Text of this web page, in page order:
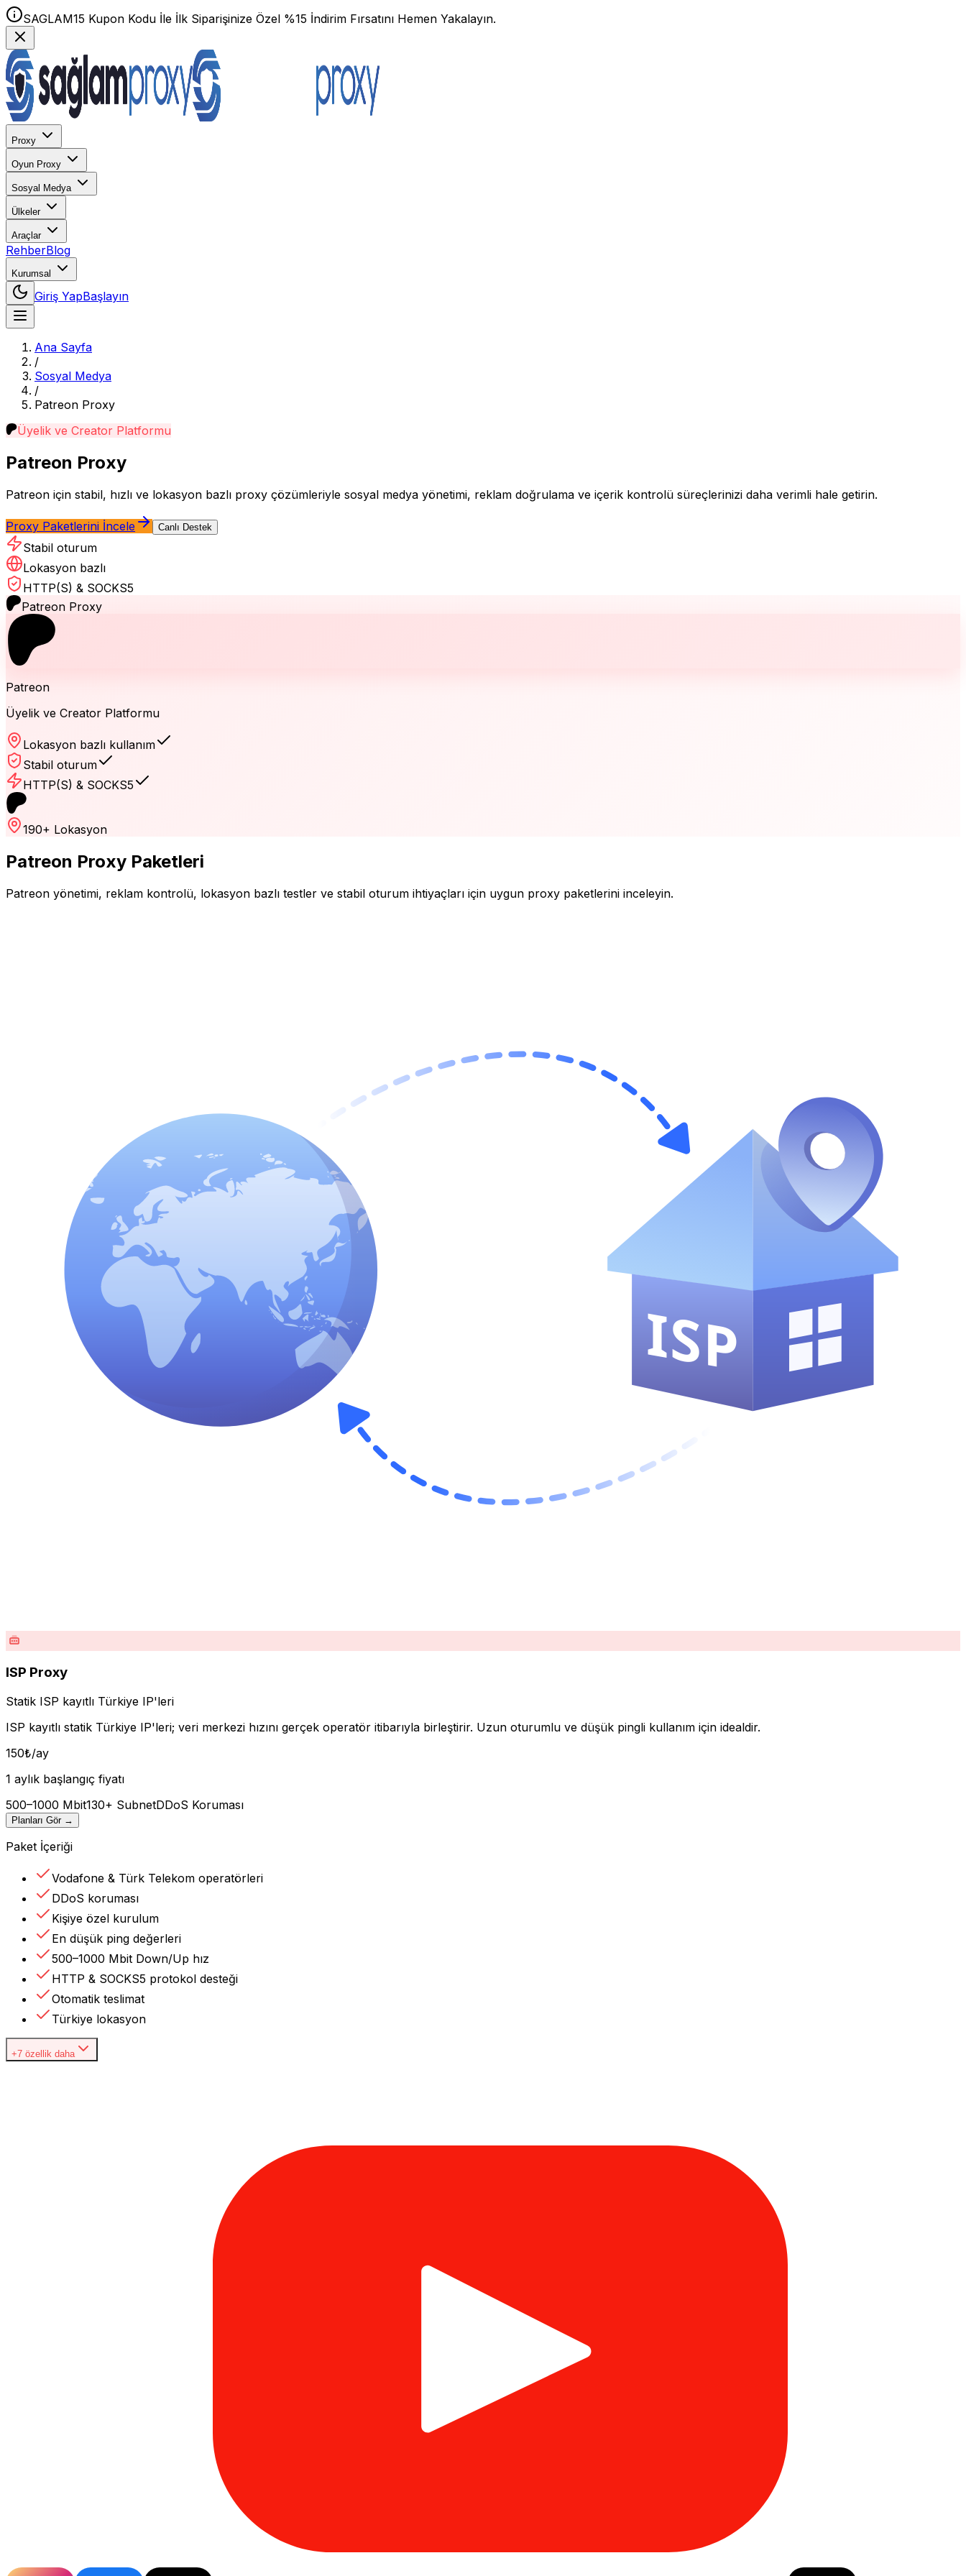
SAGLAM15 Kupon Kodu İle İlk Siparişinize Özel %15 İndirim Fırsatını Hemen Yakalayın.
Proxy
Oyun Proxy
Sosyal Medya
Ülkeler
Araçlar
RehberBlog
Kurumsal
Giriş YapBaşlayın
Ana Sayfa
/
Sosyal Medya
/
Patreon Proxy
Üyelik ve Creator Platformu
Patreon Proxy
Patreon için stabil, hızlı ve lokasyon bazlı proxy çözümleriyle sosyal medya yönetimi, reklam doğrulama ve içerik kontrolü süreçlerinizi daha verimli hale getirin.
Proxy Paketlerini İncele Canlı Destek
Stabil oturum
Lokasyon bazlı
HTTP(S) & SOCKS5
Patreon Proxy
Patreon
Üyelik ve Creator Platformu
Lokasyon bazlı kullanım
Stabil oturum
HTTP(S) & SOCKS5
190+ Lokasyon
Patreon Proxy Paketleri
Patreon yönetimi, reklam kontrolü, lokasyon bazlı testler ve stabil oturum ihtiyaçları için uygun proxy paketlerini inceleyin.
ISP Proxy
Statik ISP kayıtlı Türkiye IP'leri
ISP kayıtlı statik Türkiye IP'leri; veri merkezi hızını gerçek operatör itibarıyla birleştirir. Uzun oturumlu ve düşük pingli kullanım için idealdir.
150₺/ay
1 aylık başlangıç fiyatı
500–1000 Mbit130+ SubnetDDoS Koruması
Planları Gör →
Paket İçeriği
Vodafone & Türk Telekom operatörleri
DDoS koruması
Kişiye özel kurulum
En düşük ping değerleri
500–1000 Mbit Down/Up hız
HTTP & SOCKS5 protokol desteği
Otomatik teslimat
Türkiye lokasyon
+7 özellik daha